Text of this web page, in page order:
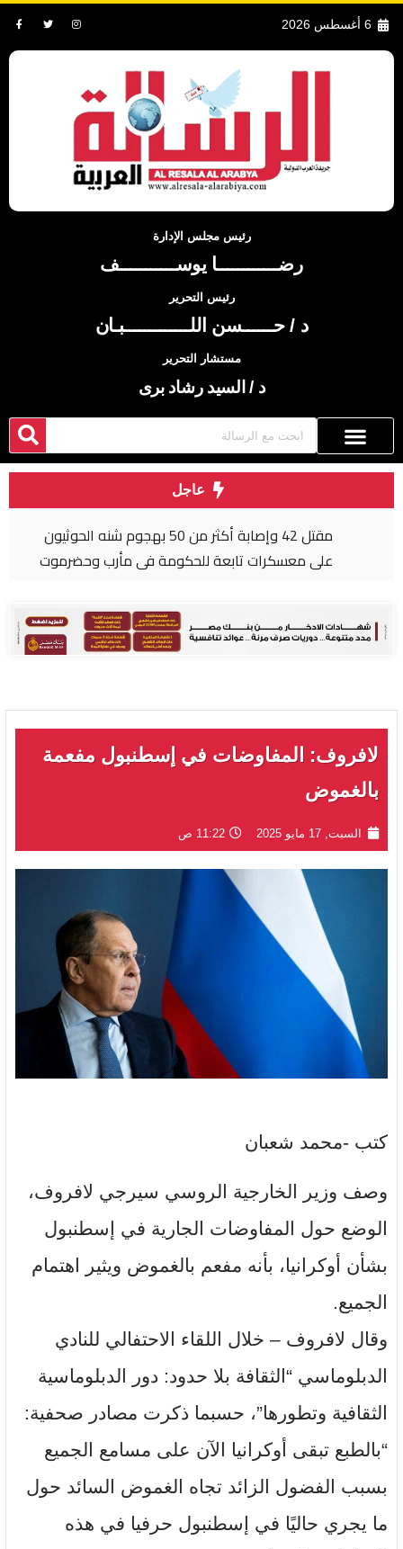
6 أغسطس 2026
رئيس مجلس الإدارة
رضــــــــــــا يوســـــــــــف
رئيس التحرير
د / حــــــسن اللـــــــــــــبـان
مستشار التحرير
د / السيد رشاد برى
عاجل
مقتل 42 وإصابة أكثر من 50 بهجوم شنه الحوثيون
على معسكرات تابعة للحكومة في مأرب وحضرموت
لافروف: المفاوضات في إسطنبول مفعمة
بالغموض
السبت, 17 مايو 2025 11:22 ص
كتب -محمد شعبان
وصف وزير الخارجية الروسي سيرجي لافروف،
الوضع حول المفاوضات الجارية في إسطنبول
بشأن أوكرانيا، بأنه مفعم بالغموض ويثير اهتمام
الجميع.
وقال لافروف – خلال اللقاء الاحتفالي للنادي
الدبلوماسي “الثقافة بلا حدود: دور الدبلوماسية
الثقافية وتطورها”، حسبما ذكرت مصادر صحفية:
“بالطبع تبقى أوكرانيا الآن على مسامع الجميع
بسبب الفضول الزائد تجاه الغموض السائد حول
ما يجري حاليًا في إسطنبول حرفيا في هذه